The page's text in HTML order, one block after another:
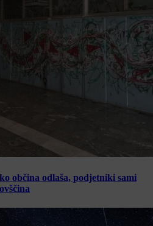
občina odlaša, podjetniki sami